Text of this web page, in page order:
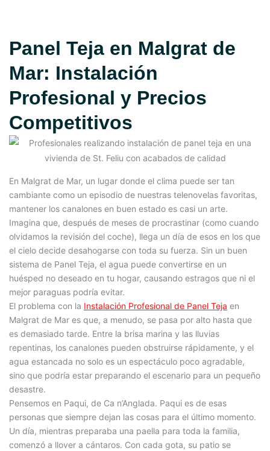
Panel Teja en Malgrat de
Mar: Instalación
Profesional y Precios
Competitivos
En Malgrat de Mar, un lugar donde el clima puede ser tan
cambiante como un episodio de nuestras telenovelas favoritas,
mantener los canalones en buen estado es casi un arte.
Imagina que, después de meses de procrastinar (como cuando
olvidamos la revisión del coche), llega un día de esos en los que
el cielo decide desahogarse con toda su fuerza. Sin un buen
sistema de Panel Teja, el agua puede convertirse en un
huésped no deseado en tu hogar, causando estragos que ni el
mejor paraguas podría evitar.
El problema con la Instalación Profesional de Panel Teja en
Malgrat de Mar es que, a menudo, se pasa por alto hasta que
es demasiado tarde. Entre la brisa marina y las lluvias
repentinas, los canalones pueden obstruirse rápidamente, y el
agua estancada no solo es un espectáculo poco agradable,
sino que podría estar preparando el escenario para un pequeño
desastre.
Pensemos en Paqui, de Ca n’Anglada. Paqui es de esas
personas que siempre dejan las cosas para el último momento.
Un día, mientras preparaba una paella para toda la familia,
comenzó a llover a cántaros. Con cada gota, su patio se